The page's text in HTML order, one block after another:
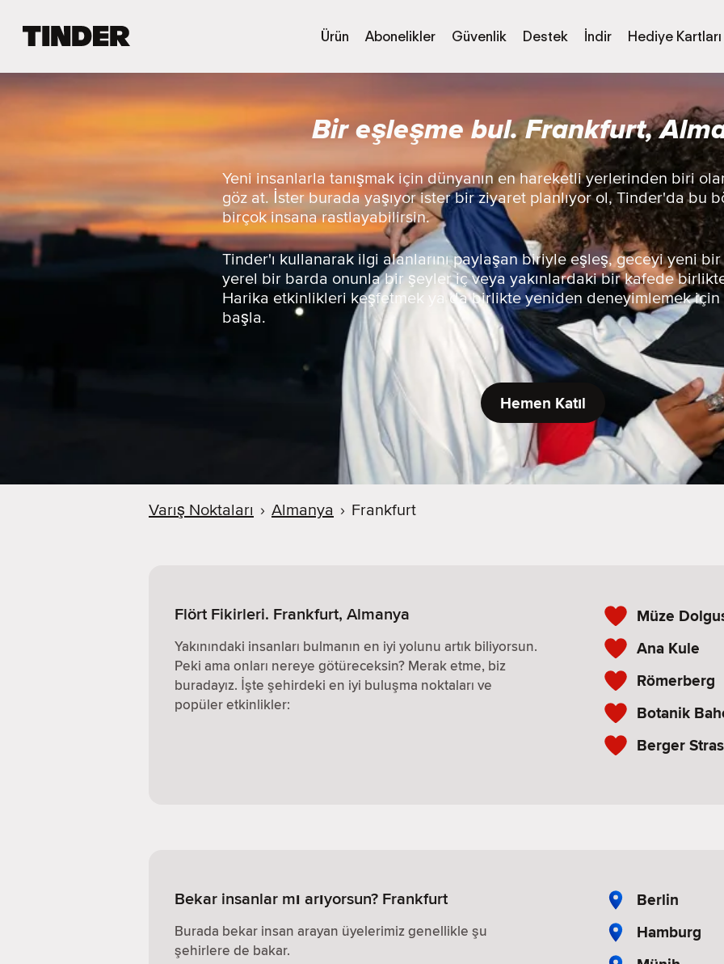
e
a
y
f
Ürün Abonelikler Güvenlik Destek İndir Hediye Kartları
Bir eşleşme bul. Frankfurt,
Yeni insanlarla tanışmak için dünyanın en hareketli yerlerinden biri
göz at. İster burada yaşıyor ister bir ziyaret planlıyor ol, Tinder'da bu
birçok insana rastlayabilirsin.
Tinder'ı kullanarak ilgi alanlarını paylaşan biriyle eşleş, geceyi yeni
yerel bir barda onunla bir şeyler iç veya yakınlardaki bir kafede
Harika etkinlikleri keşfetmek ya da birlikte yeniden deneyimlemek için
başla.
Hemen Katıl
Varış Noktaları › Almanya › Frankfurt
Flört Fikirleri. Frankfurt, Almanya
Yakınındaki insanları bulmanın en iyi yolunu artık biliyorsun.
Peki ama onları nereye götüreceksin? Merak etme, biz
buradayız. İşte şehirdeki en iyi buluşma noktaları ve
popüler etkinlikler:
Müze
Ana Kule
Römerberg
Botanik
Berger
Bekar insanlar mı arıyorsun? Frankfurt
Burada bekar insan arayan üyelerimiz genellikle şu
şehirlere de bakar.
Berlin
Hamburg